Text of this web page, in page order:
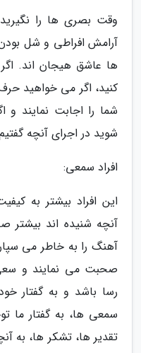
وقت بصری ها را
آرامش افراطی و شل
ها عاشق هیجان اند.
کنید، اگر می خواهید
شما را اجابت نمایند
شوید در اجرای آنچه
افراد سمعی:
این افراد بیشتر به
آنچه شنیده اند بیشتر
آهنگ را به خاطر می
صحبت می نمایند و
رسا باشد و به گفتار
سمعی ها، به گفتار ما
تقدیر ها، تشکر ها، به